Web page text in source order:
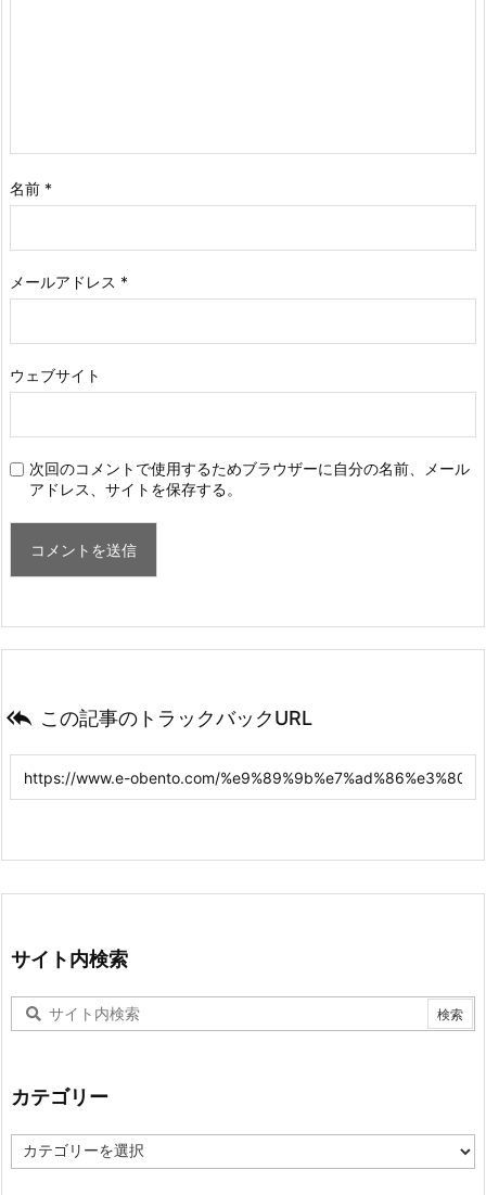
名前 *
メールアドレス *
ウェブサイト
次回のコメントで使用するためブラウザーに自分の名前、メール
アドレス、サイトを保存する。
 この記事のトラックバックURL
サイト内検索
カテゴリー
テ